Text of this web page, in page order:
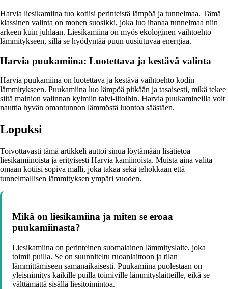
Harvia liesikamiina tuo kotiisi perinteistä lämpöä ja tunnelmaa. Tämä
klassinen valinta on monen suosikki, joka luo ihanaa tunnelmaa niin
arkeen kuin juhlaan. Liesikamiina on myös ekologinen vaihtoehto
lämmitykseen, sillä se hyödyntää puun uusiutuvaa energiaa.
Harvia puukamiina: Luotettava ja kestävä valinta
Harvia puukamiina on luotettava ja kestävä vaihtoehto kodin
lämmitykseen. Puukamiina luo lämpöä pitkään ja tasaisesti, mikä tekee
siitä mainion valinnan kylmiin talvi-iltoihin. Harvia puukamineilla voit
nauttia hyvän omantunnon lämmöstä luontoa säästäen.
Lopuksi
Toivottavasti tämä artikkeli auttoi sinua löytämään lisätietoa
liesikamiinoista ja erityisesti Harvia kamiinoista. Muista aina valita
omaan kotiisi sopiva malli, joka takaa sekä tehokkaan että
tunnelmallisen lämmityksen ympäri vuoden.
Mikä on liesikamiina ja miten se eroaa
puukamiinasta?
Liesikamiina on perinteinen suomalainen lämmityslaite, joka
toimii puilla. Se on suunniteltu ruoanlaittoon ja tilan
lämmittämiseen samanaikaisesti. Puukamiina puolestaan on
yleisnimitys kaikille puilla toimiville lämmityslaitteille, eikä se
välttämättä sisällä liesitoimintoa.